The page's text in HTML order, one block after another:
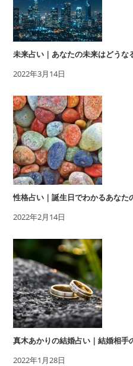
未来占い｜あなたの未来はどうな
2022年3月14日
性格占い｜誕生日でわかるあなた
2022年2月14日
真木あかりの結婚占い｜結婚相手
2022年1月28日